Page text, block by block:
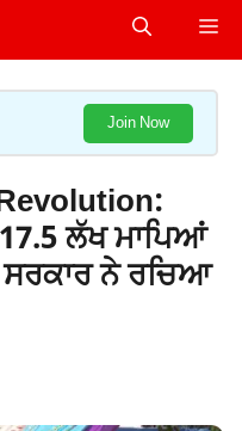
Join Now
ਲੱਖ ਮਾਪਿਆਂ
ਸਰਕਾਰ ਨੇ ਰਚਿਆ